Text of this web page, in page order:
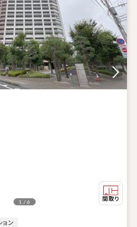
ョン
1 / 6